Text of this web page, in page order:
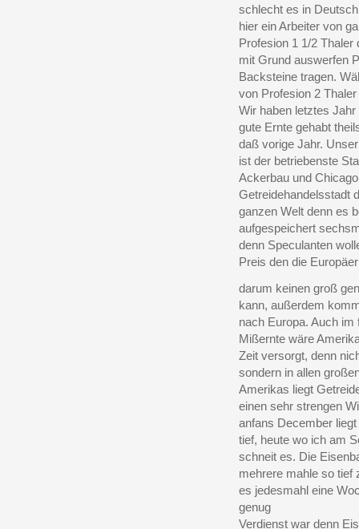
schlecht es in
hier ein Arbeiter von
Profesion 1 1/2 Thaler
mit Grund auswerfen
Backsteine tragen.
von Profesion 2
Wir haben letztes
gute Ernte gehabt
daß vorige Jahr.
ist der betriebenste
Ackerbau und
Getreidehandelsstadt
ganzen Welt denn es
aufgespeichert
denn Speculanten
Preis den die
darum keinen groß
kann, außerdem
nach Europa. Auch im
Mißernte wäre
Zeit versorgt, denn
sondern in allen
Amerikas liegt
einen sehr strengen
anfans December
tief, heute wo ich am
schneit es. Die
mehrere mahle so tief
es jedesmahl eine
genug
Verdienst war denn